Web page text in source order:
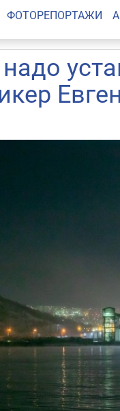
ФОТОРЕПОРТАЖИ